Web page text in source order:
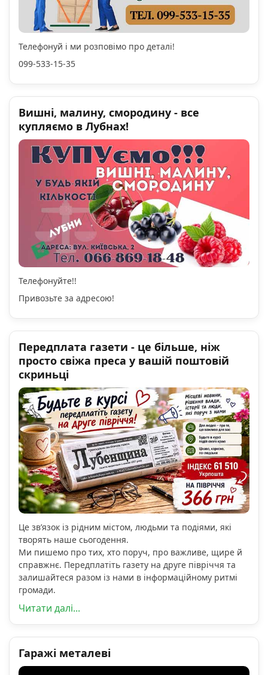
Телефонуй і ми розповімо про деталі!
099-533-15-35
Вишні, малину, смородину - все
купляємо в Лубнах!
Телефонуйте!!
Привозьте за адресою!
Передплата газети - це більше, ніж
просто свіжа преса у вашій поштовій
скриньці
Це зв’язок із рідним містом, людьми та подіями, які
творять наше сьогодення.
Ми пишемо про тих, хто поруч, про важливе, щире й
справжнє. Передплатіть газету на друге півріччя та
залишайтеся разом із нами в інформаційному ритмі
громади.
Читати далі...
Гаражі металеві